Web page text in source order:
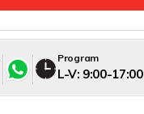
Program
L-V: 9:00-17:00